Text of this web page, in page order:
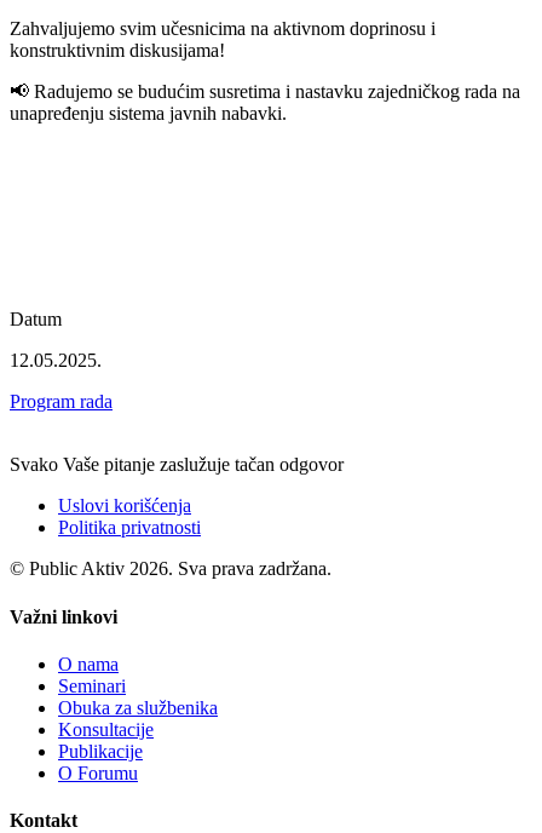
Zahvaljujemo svim učesnicima na aktivnom doprinosu i
konstruktivnim diskusijama!
📢 Radujemo se budućim susretima i nastavku zajedničkog rada na
unapređenju sistema javnih nabavki.
Datum
12.05.2025.
Program rada
Svako Vaše pitanje zaslužuje tačan odgovor
Uslovi korišćenja
Politika privatnosti
© Public Aktiv 2026. Sva prava zadržana.
Važni linkovi
O nama
Seminari
Obuka za službenika
Konsultacije
Publikacije
O Forumu
Kontakt